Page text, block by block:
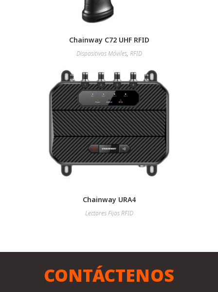
Chainway C72 UHF RFID
Dispositivos Móviles, RFID
Chainway URA4
Lectores Fijos RFID
CONTÁCTENOS